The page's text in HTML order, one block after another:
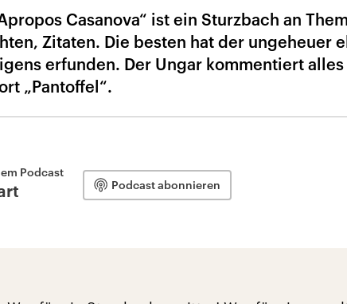
Casanova“ ist ein Sturzbach an
Zitaten. Die besten hat der ungeheuer
erfunden. Der Ungar kommentiert
„Pantoffel“.
Podcast
Podcast abonnieren